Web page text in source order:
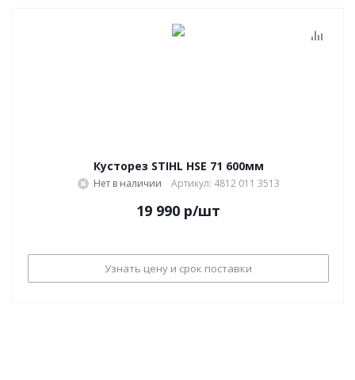
Кусторез STIHL HSE 71 600мм
Нет в наличии Артикул: 4812 011 3513
19 990 р/шт
Узнать цену и срок поставки